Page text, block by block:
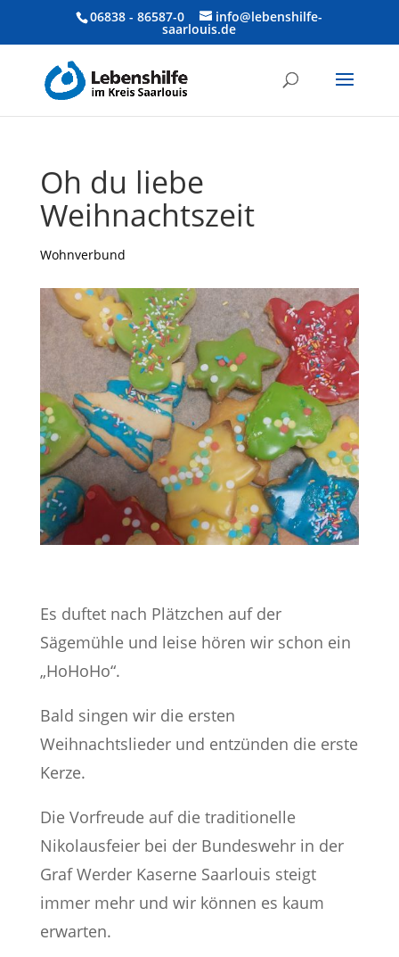
06838 - 86587-0 info@lebenshilfe-
saarlouis.de
Oh du liebe
Weihnachtszeit
Wohnverbund
Es duftet nach Plätzchen auf der
Sägemühle und leise hören wir schon ein
„HoHoHo“.
Bald singen wir die ersten
Weihnachtslieder und entzünden die erste
Kerze.
Die Vorfreude auf die traditionelle
Nikolausfeier bei der Bundeswehr in der
Graf Werder Kaserne Saarlouis steigt
immer mehr und wir können es kaum
erwarten.